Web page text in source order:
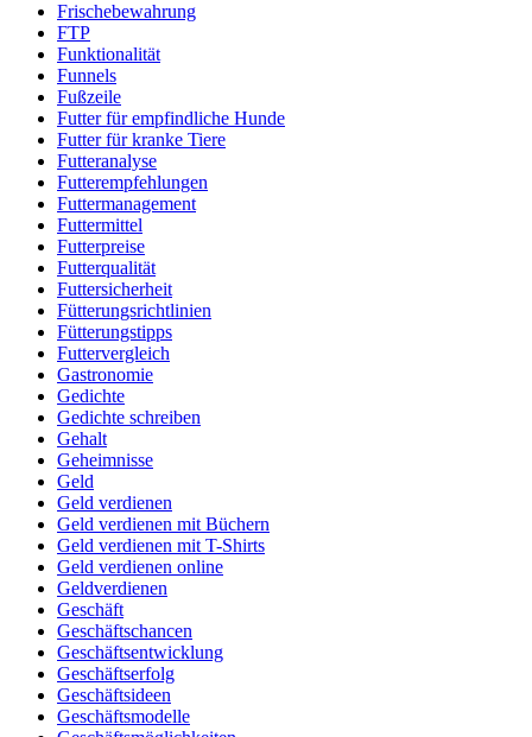
Frischebewahrung
FTP
Funktionalität
Funnels
Fußzeile
Futter für empfindliche Hunde
Futter für kranke Tiere
Futteranalyse
Futterempfehlungen
Futtermanagement
Futtermittel
Futterpreise
Futterqualität
Futtersicherheit
Fütterungsrichtlinien
Fütterungstipps
Futtervergleich
Gastronomie
Gedichte
Gedichte schreiben
Gehalt
Geheimnisse
Geld
Geld verdienen
Geld verdienen mit Büchern
Geld verdienen mit T-Shirts
Geld verdienen online
Geldverdienen
Geschäft
Geschäftschancen
Geschäftsentwicklung
Geschäftserfolg
Geschäftsideen
Geschäftsmodelle